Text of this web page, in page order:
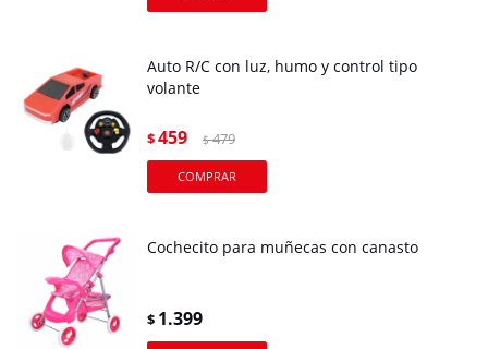
Auto R/C con luz, humo y control tipo
volante
$459 $ 479
Cochecito para muñecas con canasto
$ 1.399